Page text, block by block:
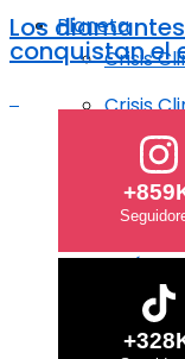
Crisis
Bosques
Planeta
Crisis
Bosques
Los
conquistan el